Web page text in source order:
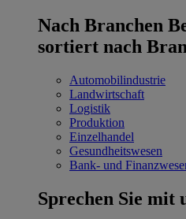
Nach Branchen
sortiert nach
Automobilindustrie
Landwirtschaft
Logistik
Produktion
Einzelhandel
Gesundheitswesen
Bank- und
Sprechen Sie mit